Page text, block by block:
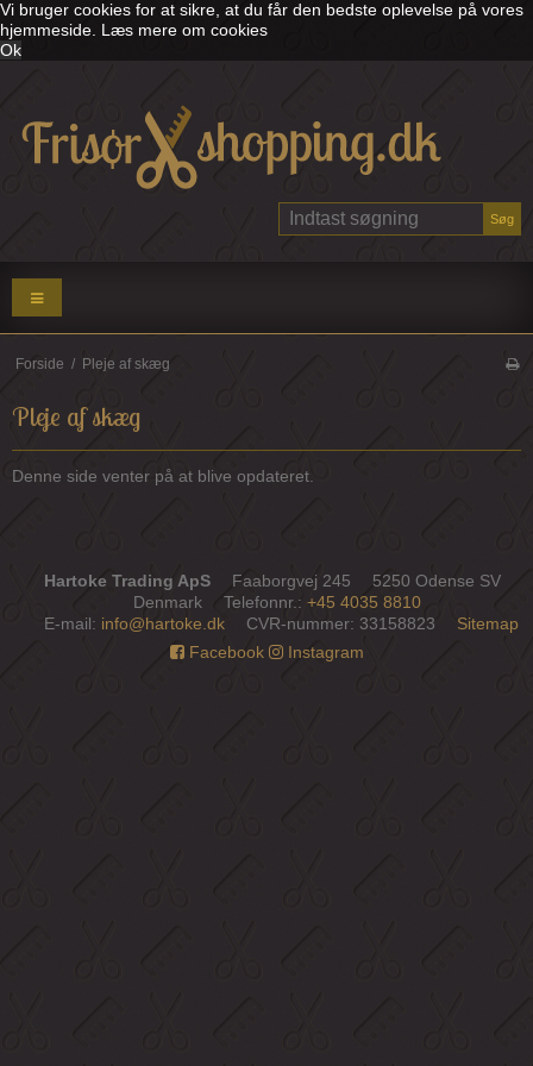
Vi bruger cookies for at sikre, at du får den bedste oplevelse på vores
hjemmeside. Læs mere om cookies
Ok
Søg
Forside / Pleje af skæg
Pleje af skæg
Denne side venter på at blive opdateret.
Hartoke Trading ApS Faaborgvej 245
5250 Odense SV
Denmark
Telefonnr. : +45 4035 8810
E-mail: info@hartoke.dk CVR-nummer: 33158823
Sitemap
Facebook
Instagram